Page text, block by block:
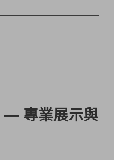
— 專業展示與